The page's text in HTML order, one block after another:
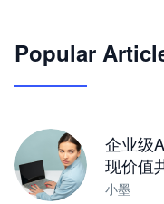
JimoClaw 桌面 AI
Popular
企业级
现价值
小墨